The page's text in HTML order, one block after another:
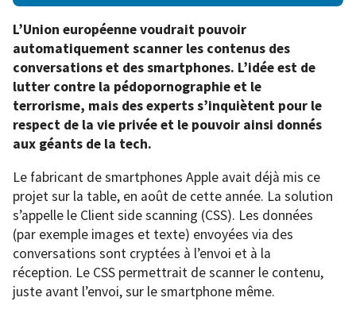
L’Union européenne voudrait pouvoir
automatiquement scanner les contenus des
conversations et des smartphones. L’idée est de
lutter contre la pédopornographie et le
terrorisme, mais des experts s’inquiètent pour le
respect de la vie privée et le pouvoir ainsi donnés
aux géants de la tech.
Le fabricant de smartphones Apple avait déjà mis ce
projet sur la table, en août de cette année. La solution
s’appelle le Client side scanning (CSS). Les données
(par exemple images et texte) envoyées via des
conversations sont cryptées à l’envoi et à la
réception. Le CSS permettrait de scanner le contenu,
juste avant l’envoi, sur le smartphone même.